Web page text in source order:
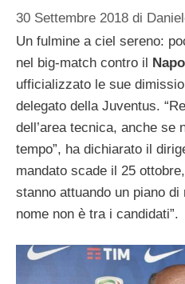
30 Settembre 2018 di
Un fulmine a ciel sereno:
nel big-match contro il
ufficializzato le sue
delegato della Juventus.
dell’area tecnica, anche se
tempo”, ha dichiarato il
mandato scade il 25
stanno attuando un piano
nome non è tra i candidati”.